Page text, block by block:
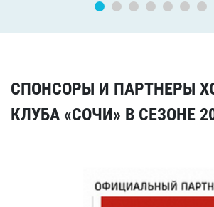
СПОНСОРЫ И ПАРТНЕРЫ
КЛУБА «СОЧИ» В СЕЗОНЕ